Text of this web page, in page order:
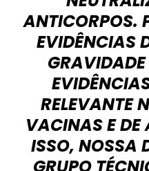
ANTICORPOS.
EVIDÊNCIAS
RELEVANTE
VACINAS E
ISSO, NOSSA